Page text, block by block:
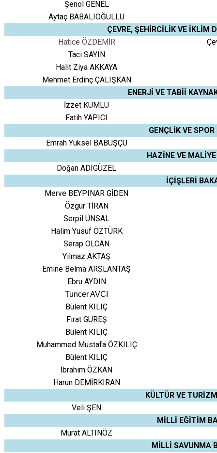
Şenol GENEL
Aytaç BABALIOĞULLU
ÇEVRE, ŞEHİRCİLİK VE İKLİM
Hatice ÖZDEMİR
Taci SAYIN
Halit Ziya AKKAYA
Mehmet Erdinç ÇALIŞKAN
ENERJİ VE TABİİ
İzzet KUMLU
Fatih YAPICI
GENÇLİK VE
Emrah Yüksel BABUŞÇU
HAZİNE VE
Doğan ADIGÜZEL
İÇİŞLERİ
Merve BEYPINAR GİDEN
Özgür TİRAN
Serpil ÜNSAL
Halim Yusuf ÖZTÜRK
Serap OLCAN
Yılmaz AKTAŞ
Emine Belma ARSLANTAŞ
Ebru AYDIN
Tuncer AVCI
Bülent KILIÇ
Fırat GÜREŞ
Bülent KILIÇ
Muhammed Mustafa ÖZKILIÇ
Bülent KILIÇ
İbrahim ÖZKAN
Harun DEMİRKIRAN
KÜLTÜR VE
Veli ŞEN
MİLLİ EĞİTİM
Murat ALTINÖZ
MİLLİ SAVUNMA